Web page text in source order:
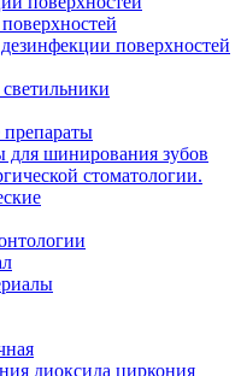
поверхностей
для шинирования зубов
стоматологии.
диоксида циркония